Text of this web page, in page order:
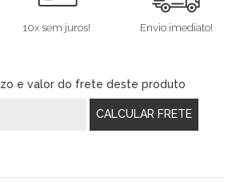
10x sem juros! Envio imediato!
e valor do frete deste produto